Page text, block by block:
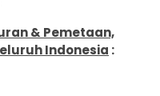
& Pemetaan,
Indonesia :